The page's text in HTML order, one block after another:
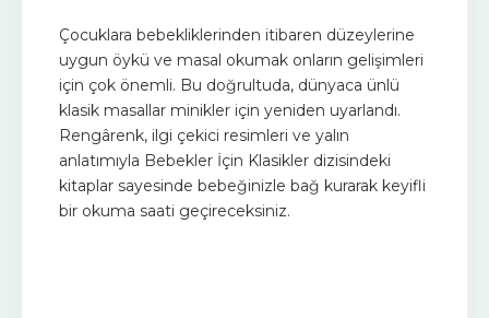
Çocuklara bebekliklerinden itibaren düzeylerine
uygun öykü ve masal okumak onların gelişimleri
için çok önemli. Bu doğrultuda, dünyaca ünlü
klasik masallar minikler için yeniden uyarlandı.
Rengârenk, ilgi çekici resimleri ve yalın
anlatımıyla Bebekler İçin Klasikler dizisindeki
kitaplar sayesinde bebeğinizle bağ kurarak keyifli
bir okuma saati geçireceksiniz.